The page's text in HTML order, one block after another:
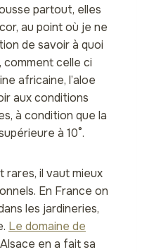
partout, elles
au point où je ne
de savoir à quoi
comment celle ci
africaine, l’aloe
aux conditions
à condition que la
à 10°.
rares, il vaut mieux
En France on
les jardineries,
Le domaine de
en a fait sa